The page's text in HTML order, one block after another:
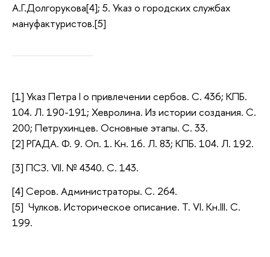
А.Г.Долгорукова[4]; 5. Указ о городских службах
мануфактуристов.[5]
[1] Указ Петра I о привлечении сербов. С. 436; КПБ.
104. Л. 190-191; Хевролина. Из истории создания. С.
200; Петрухинцев. Основные этапы. С. 33.
[2] РГАДА. Ф. 9. Оп. 1. Кн. 16. Л. 83; КПБ. 104. Л. 192.
[3] ПСЗ. VII. № 4340. С. 143.
[4] Серов. Администраторы. С. 264.
[5] Чулков. Историческое описание. Т. VI. Кн.III. С.
199.